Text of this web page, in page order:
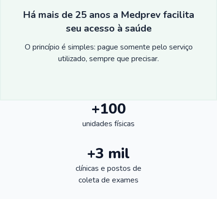
Há mais de 25 anos a Medprev facilita
seu acesso à saúde
O princípio é simples: pague somente pelo serviço
utilizado, sempre que precisar.
+100
unidades físicas
+3 mil
clínicas e postos de
coleta de exames